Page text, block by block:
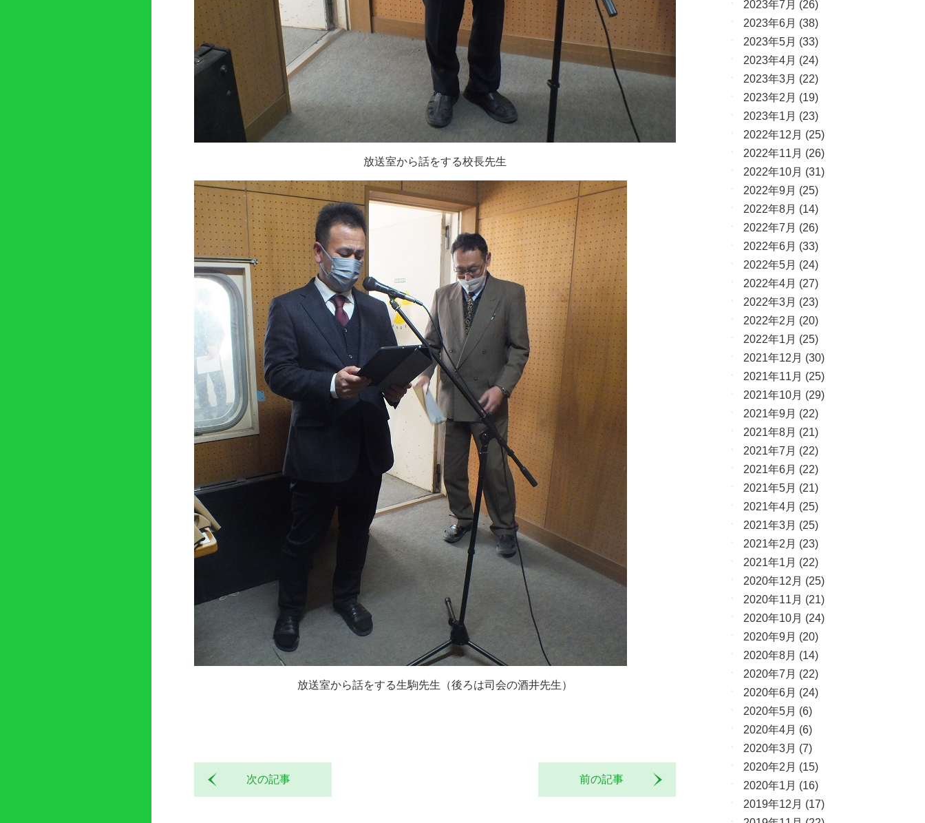
放送室から話をする校長先生
放送室から話をする生駒先生（後ろは司会の酒井先生）
前の記事
次の記事
2023年7月 (26)
2023年6月 (38)
2023年5月 (33)
2023年4月 (24)
2023年3月 (22)
2023年2月 (19)
2023年1月 (23)
2022年12月 (25)
2022年11月 (26)
2022年10月 (31)
2022年9月 (25)
2022年8月 (14)
2022年7月 (26)
2022年6月 (33)
2022年5月 (24)
2022年4月 (27)
2022年3月 (23)
2022年2月 (20)
2022年1月 (25)
2021年12月 (30)
2021年11月 (25)
2021年10月 (29)
2021年9月 (22)
2021年8月 (21)
2021年7月 (22)
2021年6月 (22)
2021年5月 (21)
2021年4月 (25)
2021年3月 (25)
2021年2月 (23)
2021年1月 (22)
2020年12月 (25)
2020年11月 (21)
2020年10月 (24)
2020年9月 (20)
2020年8月 (14)
2020年7月 (22)
2020年6月 (24)
2020年5月 (6)
2020年4月 (6)
2020年3月 (7)
2020年2月 (15)
2020年1月 (16)
2019年12月 (17)